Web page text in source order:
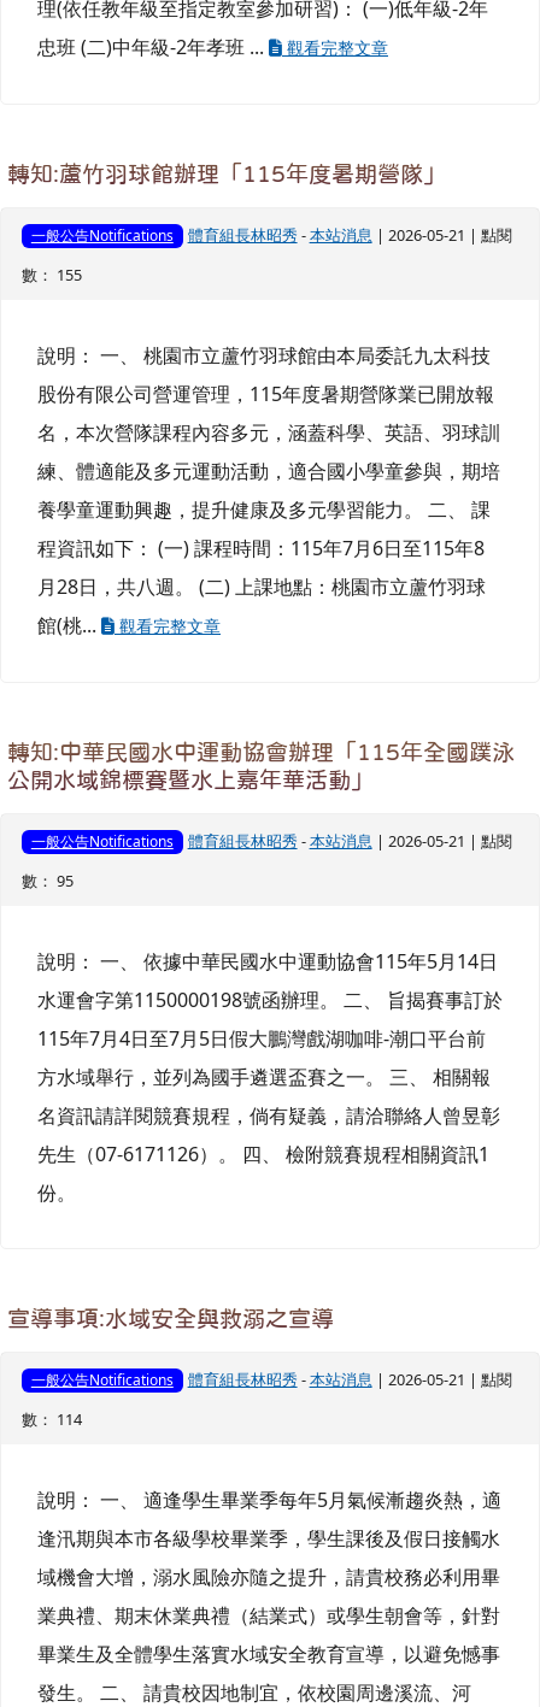
理(依任教年級至指定教室參加研習)： (一)低年級-2年
忠班 (二)中年級-2年孝班 ...
觀看完整文章
轉知:蘆竹羽球館辦理「115年度暑期營隊」
一般公告Notifications 體育組長林昭秀 -本站消息 | 2026-05-21 | 點閱
數： 155
說明： 一、 桃園市立蘆竹羽球館由本局委託九太科技
股份有限公司營運管理，115年度暑期營隊業已開放報
名，本次營隊課程內容多元，涵蓋科學、英語、羽球訓
練、體適能及多元運動活動，適合國小學童參與，期培
養學童運動興趣，提升健康及多元學習能力。 二、 課
程資訊如下： (一) 課程時間：115年7月6日至115年8
月28日，共八週。 (二) 上課地點：桃園市立蘆竹羽球
館(桃...
觀看完整文章
轉知:中華民國水中運動協會辦理「115年全國蹼泳
公開水域錦標賽暨水上嘉年華活動」
一般公告Notifications 體育組長林昭秀 -本站消息 | 2026-05-21 | 點閱
數： 95
說明： 一、 依據中華民國水中運動協會115年5月14日
水運會字第1150000198號函辦理。 二、 旨揭賽事訂於
115年7月4日至7月5日假大鵬灣戲湖咖啡-潮口平台前
方水域舉行，並列為國手遴選盃賽之一。 三、 相關報
名資訊請詳閱競賽規程，倘有疑義，請洽聯絡人曾昱彰
先生（07-6171126）。 四、 檢附競賽規程相關資訊1
份。
宣導事項:水域安全與救溺之宣導
一般公告Notifications 體育組長林昭秀 -本站消息 | 2026-05-21 | 點閱
數： 114
說明： 一、 適逢學生畢業季每年5月氣候漸趨炎熱，適
逢汛期與本市各級學校畢業季，學生課後及假日接觸水
域機會大增，溺水風險亦隨之提升，請貴校務必利用畢
業典禮、期末休業典禮（結業式）或學生朝會等，針對
畢業生及全體學生落實水域安全教育宣導，以避免憾事
發生。 二、 請貴校因地制宜，依校園周邊溪流、河